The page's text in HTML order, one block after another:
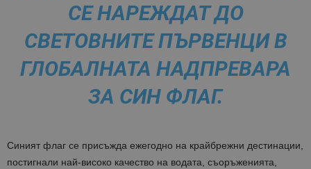
СЕ НАРЕЖДАТ ДО
СВЕТОВНИТЕ ПЪРВЕНЦИ В
ГЛОБАЛНАТА НАДПРЕВАРА
ЗА СИН ФЛАГ.
Синият флаг се присъжда ежегодно на крайбрежни дестинации,
постигнали най-високо качество на водата, съоръженията,